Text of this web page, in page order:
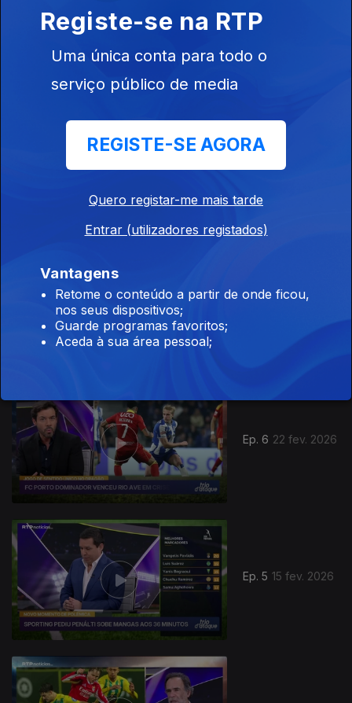
Ep. 9
15 mar. 2026
Ep. 7
Ep. 6 22 fev. 2026
Ep. 5 15 fev. 2026
Registe-se na RTP
Uma única conta para todo o
serviço público de media
REGISTE-SE AGORA
Quero registar-me mais tarde
Entrar (utilizadores registados)
Vantagens
Retome o conteúdo a partir de onde ficou,
nos seus dispositivos;
Guarde programas favoritos;
Aceda à sua área pessoal;